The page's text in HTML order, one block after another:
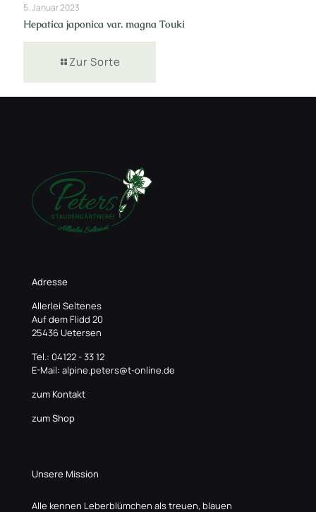
5. Januar 2023
Hepatica japonica var. magna Touki
Zur Sorte
Adresse
Allerlei Seltenes
Auf dem Flidd 20
25436 Uetersen
Tel.: 04122 - 33 12
E-Mail: alpine.peters@t-online.de
zum Kontakt
zum Shop
Unsere Mission
Alle kennen Leberblümchen als treuen, blauen